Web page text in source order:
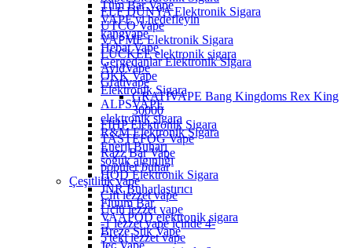
Tüm Bar Vape
VAPE'yi hedefleyin
kangvape
Hebat Vape
Gergedanlar Elektronik Sigara
OKK Vape
Elektronik Sigara
ALPSVAPE
elektronik sigara
R&M Elektronik Sigara
Enerji Buharı
soğuk algınlığı
HQD Elektronik Sigara
JNR Buharlaştırıcı
Fluum Bar
VAAPOD elektronik sigara
Breze Stik Vape
Jec Vape
ELF DÜNYA Elektronik Sigara
UTCO Vape
VAPME Elektronik Sigara
LUCKEE elektronik sigara
AvidVape
Grativape
GRATIVAPE Bang Kingdoms Rex King
30000
FIHP Elektronik Sigara
TASTEFOG Vape
Razz Bar Vape
popüler buhar
Çeşitlilik vape
Çift lezzet vape
Üçlü lezzet vape
-1 lezzet vape içinde 4-
5'teki lezzet vape